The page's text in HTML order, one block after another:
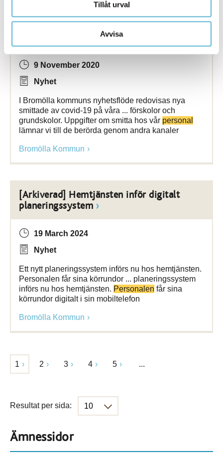
Tillåt urval
Avvisa
Så visar vi uppgifter om covid-19
9 November 2020
Nyhet
I Bromölla kommuns nyhetsflöde redovisas nya
smittade av covid-19 på våra ... förskolor och
grundskolor. Uppgifter om smitta hos vår personal
lämnar vi till de berörda genom andra kanaler
Bromölla Kommun
[Arkiverad] Hemtjänsten inför digitalt
planeringssystem
19 March 2024
Nyhet
Ett nytt planeringssystem införs nu hos hemtjänsten.
Personalen får sina körrundor ... planeringssystem
införs nu hos hemtjänsten. Personalen får sina
körrundor digitalt i sin mobiltelefon
Bromölla Kommun
1 2 3 4 5 ...
Resultat per sida:
Ämnessidor